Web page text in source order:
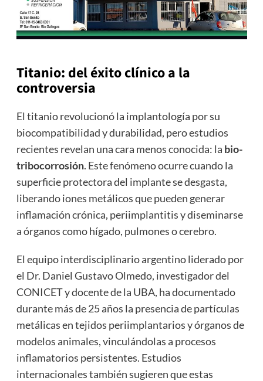
Titanio: del éxito clínico a la
controversia
El titanio revolucionó la implantología por su
biocompatibilidad y durabilidad, pero estudios
recientes revelan una cara menos conocida: la bio-
tribocorrosión. Este fenómeno ocurre cuando la
superficie protectora del implante se desgasta,
liberando iones metálicos que pueden generar
inflamación crónica, periimplantitis y diseminarse
a órganos como hígado, pulmones o cerebro.
El equipo interdisciplinario argentino liderado por
el Dr. Daniel Gustavo Olmedo, investigador del
CONICET y docente de la UBA, ha documentado
durante más de 25 años la presencia de partículas
metálicas en tejidos periimplantarios y órganos de
modelos animales, vinculándolas a procesos
inflamatorios persistentes. Estudios
internacionales también sugieren que estas